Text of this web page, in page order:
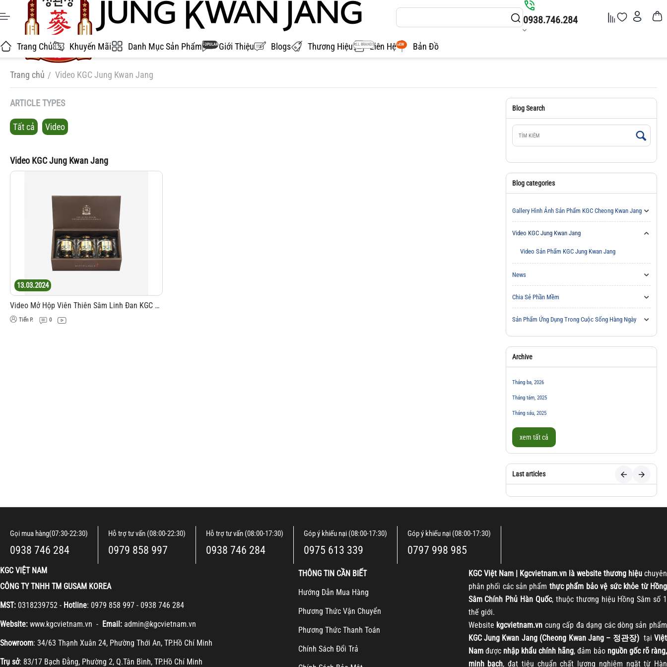
0938.746.284
Trang Chủ Khuyến Mãi Danh Mục Sản Phẩm POPULAR Giới Thiệu Blogs Thương Hiệu ALL BRANDSLiên HệNEW Bản Đồ
Trang chủ / Video KGC Jung Kwan Jang
ARTICLE TYPES
Tất cả Video
Video KGC Jung Kwan Jang
13.03.2024
Video Mở Hộp Viên Thiên Sâm Linh Đan KGC Jung Kwan Jang 4g x 3 Viên
Tiến P. 0
Blog Search
Blog categories
Gallery Hình Ảnh Sản Phẩm KGC Cheong Kwan Jang
Video KGC Jung Kwan Jang
Video Sản Phẩm KGC Jung Kwan Jang
News
Chia Sẻ Phần Mềm
Sản Phẩm Ứng Dụng Trong Cuộc Sống Hàng Ngày
Archive
Tháng ba, 2026
Tháng tám, 2025
Tháng sáu, 2025
xem tất cả
Last articles
Gọi mua hàng(07:30-22:30)
0938 746 284
Hỗ trợ tư vấn (08:00-22:30)
0979 858 997
Hỗ trợ tư vấn (08:00-17:30)
0938 746 284
Góp ý khiếu nại (08:00-17:30)
0975 613 339
Góp ý khiếu nại (08:00-17:30)
0797 998 985
KGC VIỆT NAM
CÔNG TY TNHH TM GUSAM KOREA
MST: 0318239752 - Hotline: 0979 858 997 - 0938 746 284
Website: www.kgcvietnam.vn - Email: admin@kgcvietnam.vn
Showroom: 34/63 Thạnh Xuân 24, Phường Thới An, TP.Hồ Chí Minh
Trụ sở: 83/17 Bạch Đằng, Phường 2, Q.Tân Bình, TP.Hồ Chí Minh
THÔNG TIN CẦN BIẾT
Hướng Dẫn Mua Hàng
Phương Thức Vận Chuyển
Phương Thức Thanh Toán
Chính Sách Đổi Trả
KGC Việt Nam | Kgcvietnam.vn là website thương hiệu chuyên
phân phối các sản phẩm thực phẩm bảo vệ sức khỏe từ Hồng
Sâm Chính Phủ Hàn Quốc, thuộc thương hiệu Hồng Sâm số 1
thế giới.
Website kgcvietnam.vn cung cấp đa dạng các dòng sản phẩm
KGC Jung Kwan Jang (Cheong Kwan Jang – 정관장)tại Việt
Namđược nhập khẩu chính hãng, đảm bảo nguồn gốc rõ ràng,
minh bạch, đạt tiêu chuẩn chất lượng nghiêm ngặt từ Hàn